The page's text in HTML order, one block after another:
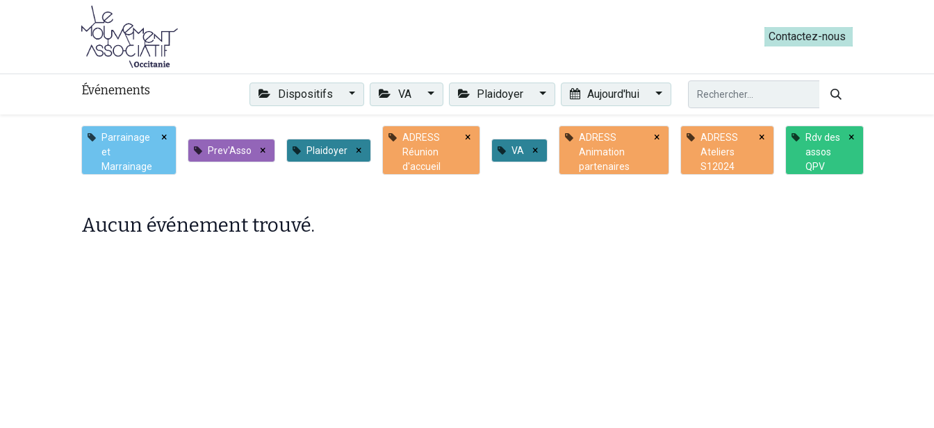
Les ateliers du Parcours ADRESS [mai-juin 2026]
Contactez-nous​​
Événements Dispositifs VA Plaidoyer Aujourd'hui
Parrainage
et
Marrainage
×
Prev'Asso × Plaidoyer ×
ADRESS
Réunion
d'accueil
×
VA ×
ADRESS
Animation
partenaires
×
ADRESS
Ateliers
S12024
×
Rdv des
assos
QPV
×
Aucun événement trouvé.